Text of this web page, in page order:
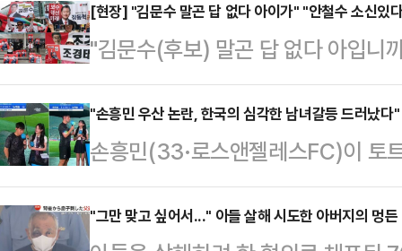
위기를 해친 전 한국사 강사 전한길
를 분열과 갈등의 장으로 만든 데
장 출입금지 조치를 지시했다.송언
해 "혼란을 불러일으킨 전 씨를 포
개최되는 모든 전당대회 일정에 출
시도당에서는 전당대…
[현장] "김문수 말곤 답 없다 아이가" "안철수 소신있
"김문수(후보) 말곤 답 없다 아입니
람 김문수 뿐입니더.""안철수(후보)
교. 국민이 바라는 방향에 따라 인
대회 취재TF팀이 8일 8·22 전당대
열린 대구·경북 합동연설회에 참석
의 반응은 엇갈려 나타났다. 대선
"손흥민 우산 논란, 한국의 심각한 남녀갈등 드러났다"
손흥민(33·로스앤젤레스FC)이 토
을 계기로 '우산 비매너' 논란에 휩
등)에 주목했다.NYT는 7일(현지시
"그만 맞고 싶어서..." 아들 살해 시도한 아버지의 멍든